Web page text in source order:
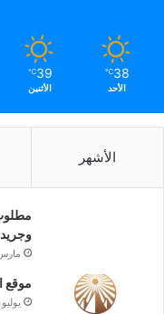
38
℃
الأحد
39
℃
الأثنين
الأشهر
مارس 7,
موقع
يوليو 30, 2011